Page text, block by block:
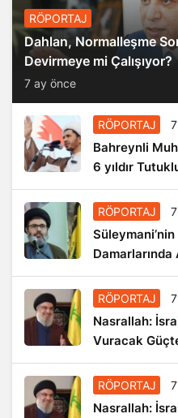
RÖPORTAJ
Dahlan, Normalleşme
Devirmeye mi Çalışıyor?
7 ay önce
RÖPORTAJ
Bahreynli
6 yıldır
RÖPORTAJ
Damarlarında
RÖPORTAJ
Nasrallah:
Vuracak
RÖPORTAJ
Nasrallah: